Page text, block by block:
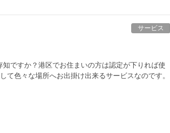
サービス
ですか？港区でお住まいの方は認定が下りれば使
て色々な場所へお出掛け出来るサービスなのです。